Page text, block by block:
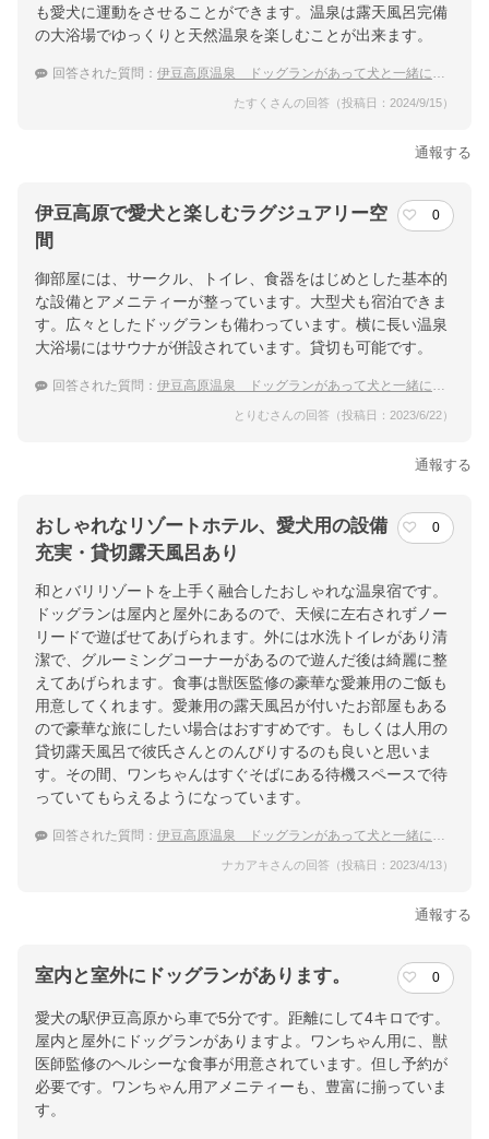
も愛犬に運動をさせることができます。温泉は露天風呂完備
の大浴場でゆっくりと天然温泉を楽しむことが出来ます。
回答された質問： 伊豆高原温泉 ドッグランがあって犬と一緒に泊まれる温泉宿をおしえてください！
たすくさんの回答（投稿日：2024/9/15）
通報する
伊豆高原で愛犬と楽しむラグジュアリー空
間
0
御部屋には、サークル、トイレ、食器をはじめとした基本的
な設備とアメニティーが整っています。大型犬も宿泊できま
す。広々としたドッグランも備わっています。横に長い温泉
大浴場にはサウナが併設されています。貸切も可能です。
回答された質問： 伊豆高原温泉 ドッグランがあって犬と一緒に泊まれる温泉宿をおしえてください！
とりむさんの回答（投稿日：2023/6/22）
通報する
おしゃれなリゾートホテル、愛犬用の設備
充実・貸切露天風呂あり
0
和とバリリゾートを上手く融合したおしゃれな温泉宿です。
ドッグランは屋内と屋外にあるので、天候に左右されずノー
リードで遊ばせてあげられます。外には水洗トイレがあり清
潔で、グルーミングコーナーがあるので遊んだ後は綺麗に整
えてあげられます。食事は獣医監修の豪華な愛兼用のご飯も
用意してくれます。愛兼用の露天風呂が付いたお部屋もある
ので豪華な旅にしたい場合はおすすめです。もしくは人用の
貸切露天風呂で彼氏さんとのんびりするのも良いと思いま
す。その間、ワンちゃんはすぐそばにある待機スペースで待
っていてもらえるようになっています。
回答された質問： 伊豆高原温泉 ドッグランがあって犬と一緒に泊まれる温泉宿をおしえてください！
ナカアキさんの回答（投稿日：2023/4/13）
通報する
室内と室外にドッグランがあります。 0
愛犬の駅伊豆高原から車で5分です。距離にして4キロです。
屋内と屋外にドッグランがありますよ。ワンちゃん用に、獣
医師監修のヘルシーな食事が用意されています。但し予約が
必要です。ワンちゃん用アメニティーも、豊富に揃っていま
す。